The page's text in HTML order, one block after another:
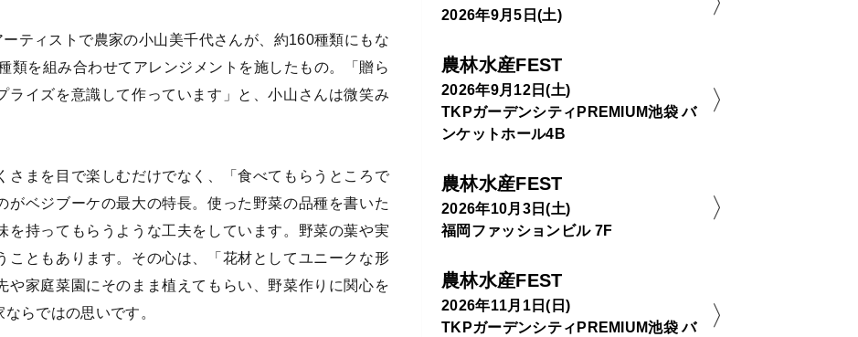
ティストで農家の小山美千代さんが、約160種類にもな
類を組み合わせてアレンジメントを施したもの。「贈ら
ライズを意識して作っています」と、小山さんは微笑み
さまを目で楽しむだけでなく、「食べてもらうところで
がベジブーケの最大の特長。使った野菜の品種を書いた
を持ってもらうような工夫をしています。野菜の葉や実
こともあります。その心は、「花材としてユニークな形
や家庭菜園にそのまま植えてもらい、野菜作りに関心を
らではの思いです。
2026年9月5日(土)
農林水産FEST
2026年9月12日(土)
TKPガーデンシティPREMIUM池袋 バ
ンケットホール4B
農林水産FEST
2026年10月3日(土)
福岡ファッションビル 7F
農林水産FEST
2026年11月1日(日)
TKPガーデンシティPREMIUM池袋 バ